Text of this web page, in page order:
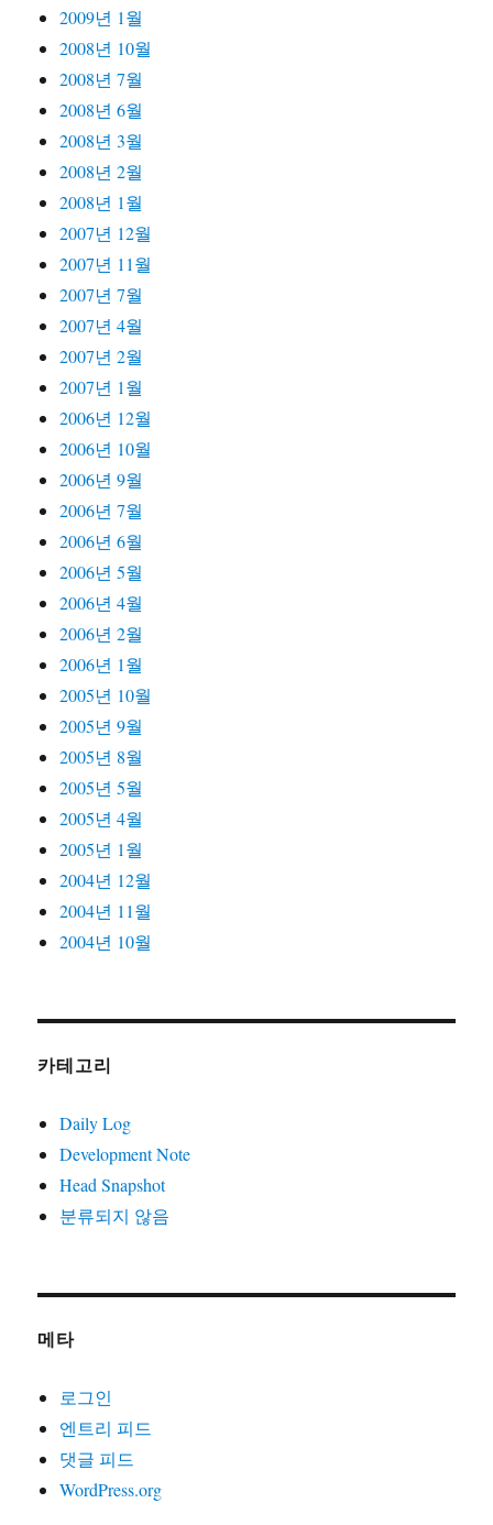
2009년 1월
2008년 10월
2008년 7월
2008년 6월
2008년 3월
2008년 2월
2008년 1월
2007년 12월
2007년 11월
2007년 7월
2007년 4월
2007년 2월
2007년 1월
2006년 12월
2006년 10월
2006년 9월
2006년 7월
2006년 6월
2006년 5월
2006년 4월
2006년 2월
2006년 1월
2005년 10월
2005년 9월
2005년 8월
2005년 5월
2005년 4월
2005년 1월
2004년 12월
2004년 11월
2004년 10월
카테고리
Daily Log
Development Note
Head Snapshot
분류되지 않음
메타
로그인
엔트리 피드
댓글 피드
WordPress.org